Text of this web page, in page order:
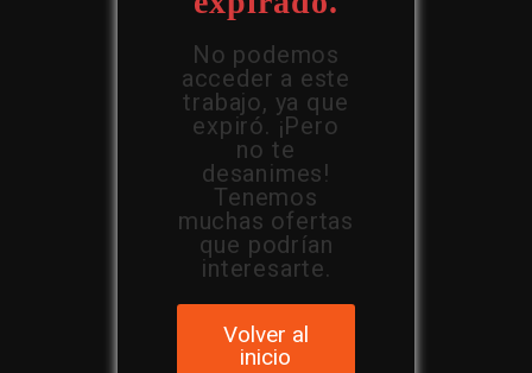
No podemos
acceder a este
trabajo, ya que
expiró. ¡Pero
no te
desanimes!
Tenemos
muchas ofertas
que podrían
interesarte.
Volver al
inicio